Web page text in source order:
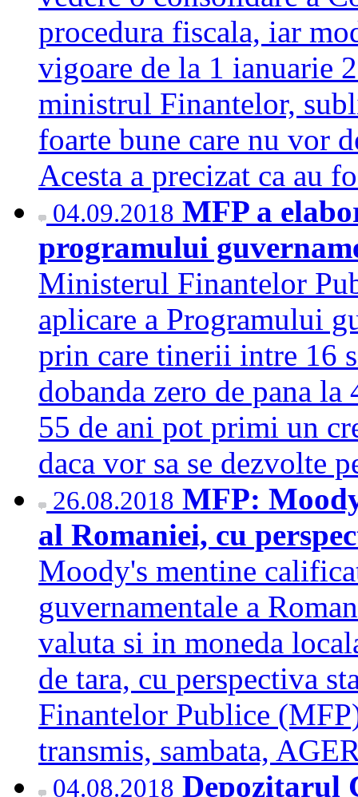
procedura fiscala, iar
vigoare de la 1 ianuarie
ministrul Finantelor,
foarte bune care nu vor
Acesta a precizat ca au
04.09.2018 MFP a
programului
Ministerul Finantelor
aplicare a Programului
prin care tinerii intre 16
dobanda zero de pana
55 de ani pot primi un
daca vor sa se dezvolte
26.08.2018 MFP:
al Romaniei, cu
Moody's mentine
guvernamentale a
valuta si in moneda
de tara, cu perspectiva
Finantelor Publice
transmis, sambata,
04.08.2018 Depozitarul